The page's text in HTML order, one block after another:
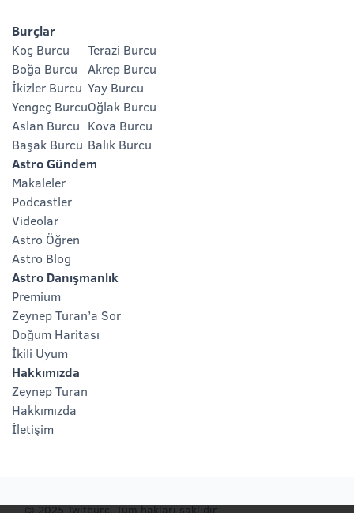
Burçlar
Koç Burcu
Boğa Burcu
İkizler Burcu
Yengeç Burcu
Aslan Burcu
Başak Burcu
Terazi Burcu
Akrep Burcu
Yay Burcu
Oğlak Burcu
Kova Burcu
Balık Burcu
Astro Gündem
Makaleler
Podcastler
Videolar
Astro Öğren
Astro Blog
Astro Danışmanlık
Premium
Zeynep Turan’a Sor
Doğum Haritası
İkili Uyum
Hakkımızda
Zeynep Turan
Hakkımızda
İletişim
© 2025 Twitburc. Tüm hakları saklıdır.